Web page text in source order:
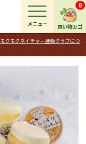
買い物カゴ
0
モクモクネイチャー通販クラブにつ
メニュー